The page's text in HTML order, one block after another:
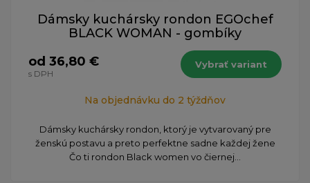
Dámsky kuchársky rondon EGOchef
BLACK WOMAN - gombíky
od 36,80 €
s DPH
Vybrať variant
Na objednávku do 2 týždňov
Dámsky kuchársky rondon, ktorý je vytvarovaný pre
ženskú postavu a preto perfektne sadne každej žene
Čo ti rondon Black women vo čiernej...